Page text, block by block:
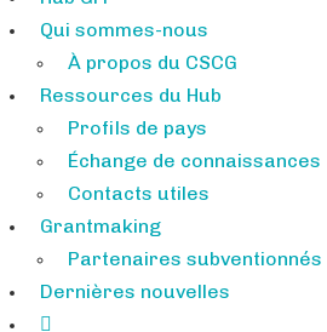
Qui sommes-nous
À propos du CSCG
Ressources du Hub
Profils de pays
Échange de connaissances
Contacts utiles
Grantmaking
Partenaires subventionnés
Dernières nouvelles